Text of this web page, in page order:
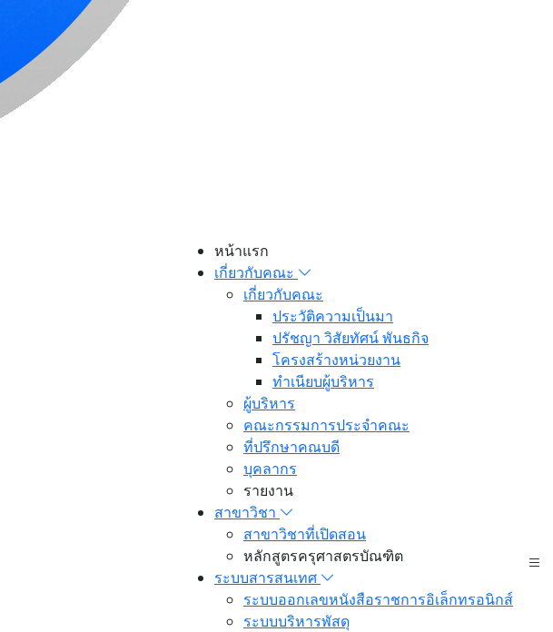
หน้าแรก
เกี่ยวกับคณะ
เกี่ยวกับคณะ
ประวัติความเป็นมา
ปรัชญา วิสัยทัศน์ พันธกิจ
โครงสร้างหน่วยงาน
ทำเนียบผู้บริหาร
ผู้บริหาร
คณะกรรมการประจำคณะ
ที่ปรึกษาคณบดี
บุคลากร
รายงาน
สาขาวิชา
สาขาวิชาที่เปิดสอน
หลักสูตรครุศาสตรบัณฑิต
ระบบสารสนเทศ
ระบบออกเลขหนังสือราชการอิเล็กทรอนิกส์
ระบบบริหารพัสดุ